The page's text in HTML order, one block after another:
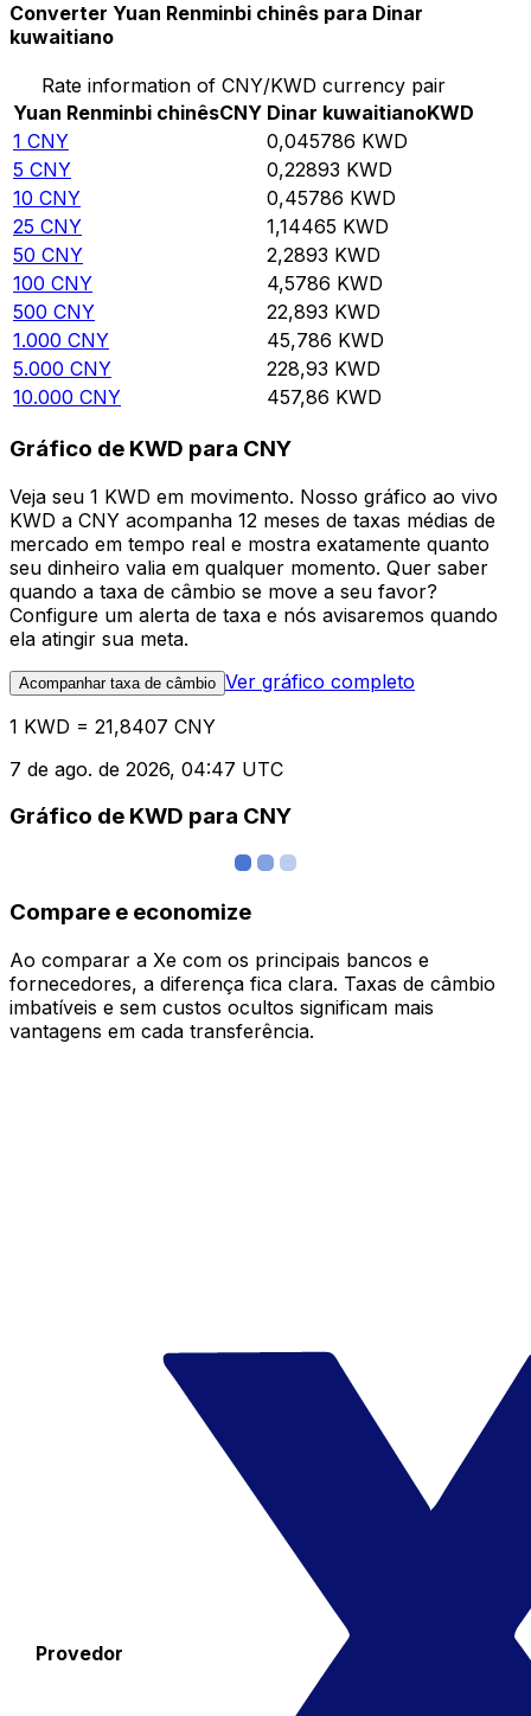
Converter Yuan Renminbi chinês para Dinar
kuwaitiano
Rate information of CNY/KWD currency pair
Yuan Renminbi chinêsCNY Dinar kuwaitianoKWD
1 CNY 0,045786 KWD
5 CNY 0,22893 KWD
10 CNY 0,45786 KWD
25 CNY 1,14465 KWD
50 CNY 2,2893 KWD
100 CNY 4,5786 KWD
500 CNY 22,893 KWD
1.000 CNY 45,786 KWD
5.000 CNY 228,93 KWD
10.000 CNY 457,86 KWD
Gráfico de KWD para CNY
Veja seu 1 KWD em movimento. Nosso gráfico ao vivo
KWD a CNY acompanha 12 meses de taxas médias de
mercado em tempo real e mostra exatamente quanto
seu dinheiro valia em qualquer momento. Quer saber
quando a taxa de câmbio se move a seu favor?
Configure um alerta de taxa e nós avisaremos quando
ela atingir sua meta.
Acompanhar taxa de câmbio Ver gráfico completo
1 KWD = 21,8407 CNY
7 de ago. de 2026, 04:47 UTC
Gráfico de KWD para CNY
Compare e economize
Ao comparar a Xe com os principais bancos e
fornecedores, a diferença fica clara. Taxas de câmbio
imbatíveis e sem custos ocultos significam mais
vantagens em cada transferência.
Provedor